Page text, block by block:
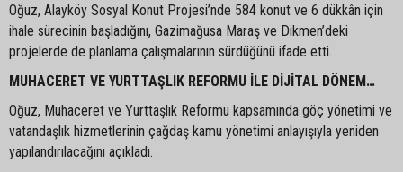
Oğuz, Alayköy Sosyal Konut Projesi’nde 584 konut ve 6 dükkân için
ihale sürecinin başladığını, Gazimağusa Maraş ve Dikmen’deki
projelerde de planlama çalışmalarının sürdüğünü ifade etti.
MUHACERET VE YURTTAŞLIK REFORMU İLE DİJİTAL DÖNEM…
Oğuz, Muhaceret ve Yurttaşlık Reformu kapsamında göç yönetimi ve
vatandaşlık hizmetlerinin çağdaş kamu yönetimi anlayışıyla yeniden
yapılandırılacağını açıkladı.